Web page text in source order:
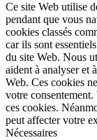
Ce site Web utilise
pendant que vous
cookies classés
car ils sont
du site Web. Nous
aident à analyser et
Web. Ces cookies
votre
ces cookies.
peut affecter votre
Nécessaires